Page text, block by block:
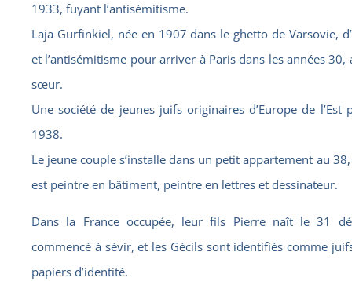
1933, fuyant l’antisémitisme.
Laja Gurfinkiel, née en 1907 dans le ghetto de Varsovie,
et l’antisémitisme pour arriver à Paris dans les années
sœur.
Une société de jeunes juifs originaires d’Europe de
1938.
Le jeune couple s’installe dans un petit appartement au
est peintre en bâtiment, peintre en lettres et dessinateur.
Dans la France occupée, leur fils Pierre naît le 31
commencé à sévir, et les Gécils sont identifiés comme
papiers d’identité.